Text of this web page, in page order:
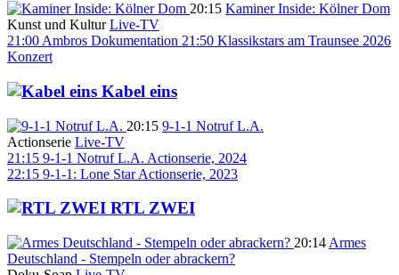
20:15 Kaminer Inside: Kölner Dom
Kunst und Kultur Live-TV
21:00 Ambros Dokumentation 21:50 Klassikstars am Traunsee 2026
Konzert
Kabel eins
20:15 9-1-1 Notruf L.A.
Actionserie Live-TV
21:15 9-1-1 Notruf L.A. Actionserie, 2024
22:15 9-1-1: Lone Star Actionserie, 2023
RTL ZWEI
20:14 Armes
Deutschland - Stempeln oder abrackern?